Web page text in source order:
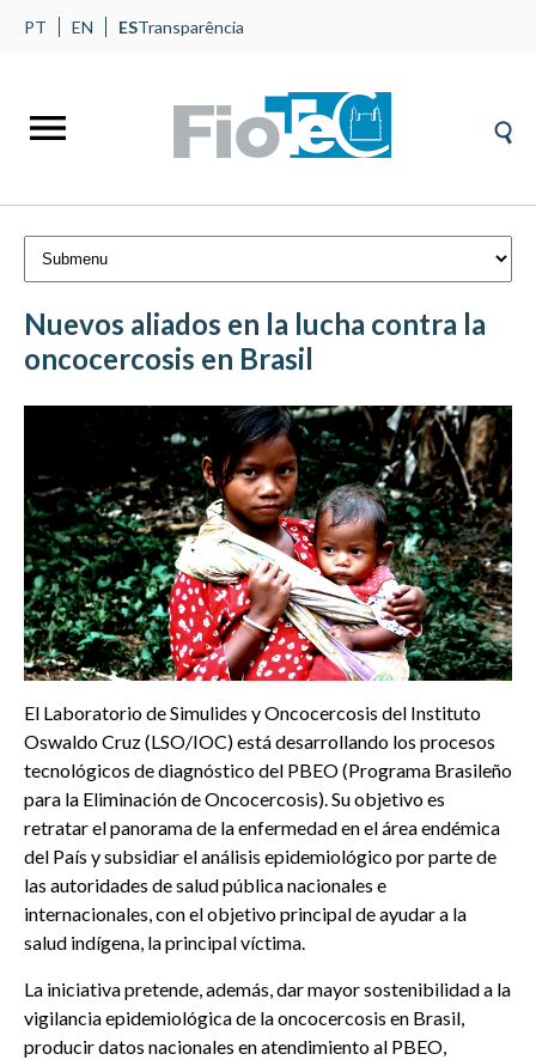
PT EN ESTransparência
Nuevos aliados en la lucha contra la
oncocercosis en Brasil
El Laboratorio de Simulides y Oncocercosis del Instituto
Oswaldo Cruz (LSO/IOC) está desarrollando los procesos
tecnológicos de diagnóstico del PBEO (Programa Brasileño
para la Eliminación de Oncocercosis). Su objetivo es
retratar el panorama de la enfermedad en el área endémica
del País y subsidiar el análisis epidemiológico por parte de
las autoridades de salud pública nacionales e
internacionales, con el objetivo principal de ayudar a la
salud indígena, la principal víctima.
La iniciativa pretende, además, dar mayor sostenibilidad a la
vigilancia epidemiológica de la oncocercosis en Brasil,
producir datos nacionales en atendimiento al PBEO,